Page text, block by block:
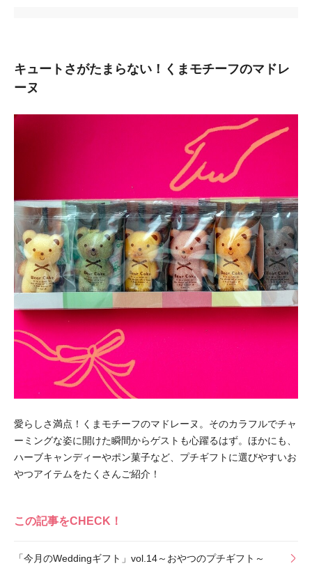
キュートさがたまらない！くまモチーフのマドレ
ーヌ
愛らしさ満点！くまモチーフのマドレーヌ。そのカラフルでチャ
ーミングな姿に開けた瞬間からゲストも心躍るはず。ほかにも、
ハーブキャンディーやポン菓子など、プチギフトに選びやすいお
やつアイテムをたくさんご紹介！
この記事をCHECK！
「今月のWeddingギフト」vol.14～おやつのプチギフト～